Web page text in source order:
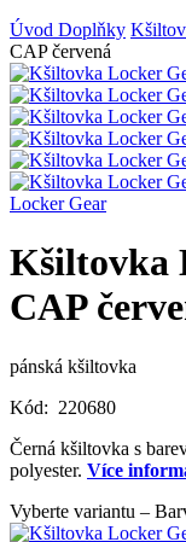
Úvod Doplňky
CAP červená
Locker Gear
Kšiltovka
CAP
pánská kšiltovka
Kód: 220680
Černá kšiltovka s
polyester. Více
Vyberte variantu –